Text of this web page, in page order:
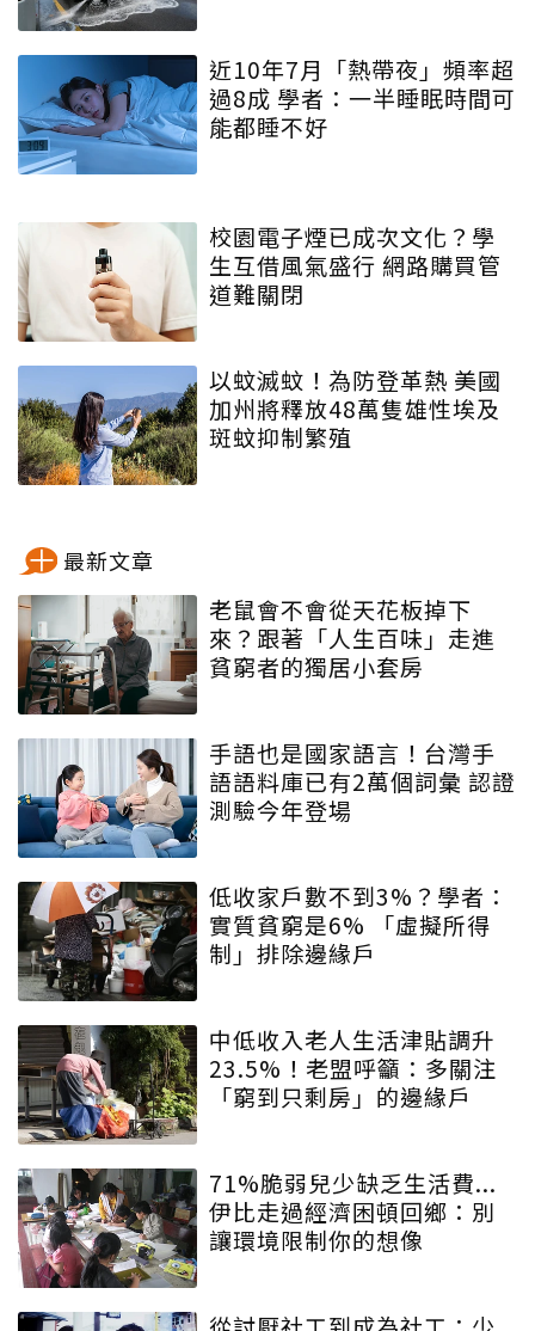
近10年7月「熱帶夜」頻率超
過8成 學者：一半睡眠時間可
能都睡不好
校園電子煙已成次文化？學
生互借風氣盛行 網路購買管
道難關閉
以蚊滅蚊！為防登革熱 美國
加州將釋放48萬隻雄性埃及
斑蚊抑制繁殖
最新文章
老鼠會不會從天花板掉下
來？跟著「人生百味」走進
貧窮者的獨居小套房
手語也是國家語言！台灣手
語語料庫已有2萬個詞彙 認證
測驗今年登場
低收家戶數不到3%？學者：
實質貧窮是6% 「虛擬所得
制」排除邊緣戶
中低收入老人生活津貼調升
23.5%！老盟呼籲：多關注
「窮到只剩房」的邊緣戶
71%脆弱兒少缺乏生活費...
伊比走過經濟困頓回鄉：別
讓環境限制你的想像